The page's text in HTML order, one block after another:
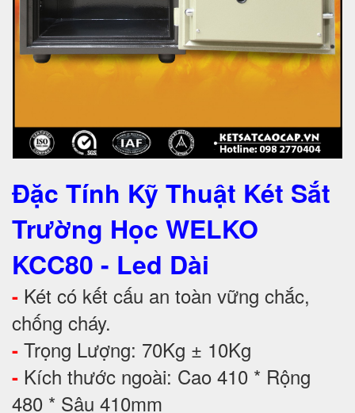
Đặc Tính Kỹ Thuật Két Sắt
Trường Học WELKO
KCC80 - Led Dài
- Két có kết cấu an toàn vững chắc,
chống cháy.
- Trọng Lượng: 70Kg ± 10Kg
- Kích thước ngoài: Cao 410 * Rộng
480 * Sâu 410mm